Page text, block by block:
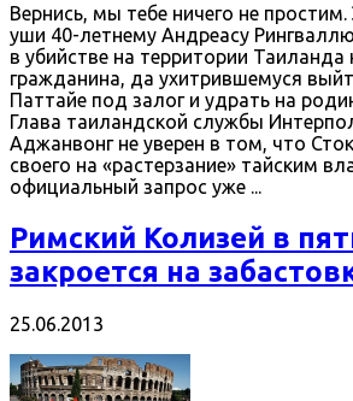
Вернись, мы тебе ничего не
уши 40-летнему Андреасу
в убийстве на территории Таиланда
гражданина, да ухитрившемуся
Паттайе под залог и удрать на
Глава таиландской службы
Аджанвонг не уверен в том, что
своего на «растерзание» тайским
официальный запрос уже ...
Римский Колизей в
закроется на
25.06.2013